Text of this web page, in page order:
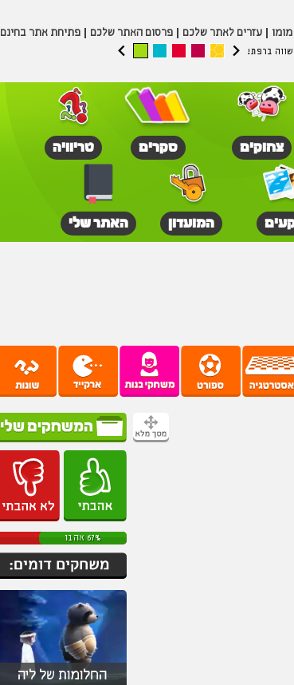
עזרים לאתר שלכם פרסום האתר שלכם פתיחת אתר בחינם
ברפת!
צחוקים סקרים טריוויה
המועדון האתר שלי
67% אהבו
החלומות של ליה